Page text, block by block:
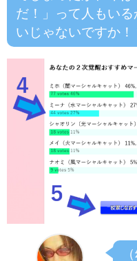
だ！」って人もいる
いじゃないですか！